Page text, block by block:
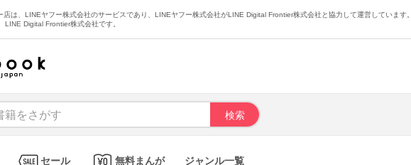
は、LINEヤフー株式会社のサービスであり、LINEヤフー株式会社がLINE Digital Frontier株式会社と協力して運営しています。
LINE Digital Frontier株式会社です。
セール 無料まんが ジャンル一覧